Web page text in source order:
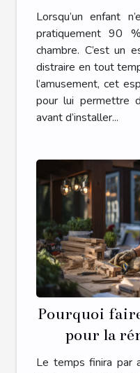
s’y
Lorsqu’un enfant
pratiquement 90
chambre. C’est un
distraire en tout
l’amusement, cet
pour lui permettre
avant d’installer...
Pourquoi
pour la
Le temps finira par